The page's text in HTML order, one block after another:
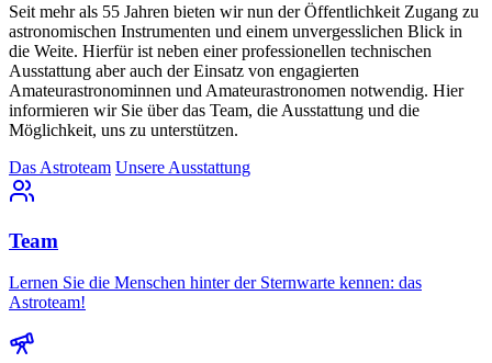
Seit mehr als 55 Jahren bieten wir nun der Öffentlichkeit Zugang zu
astronomischen Instrumenten und einem unvergesslichen Blick in
die Weite. Hierfür ist neben einer professionellen technischen
Ausstattung aber auch der Einsatz von engagierten
Amateurastronominnen und Amateurastronomen notwendig. Hier
informieren wir Sie über das Team, die Ausstattung und die
Möglichkeit, uns zu unterstützen.
Das Astroteam Unsere Ausstattung
Team
Lernen Sie die Menschen hinter der Sternwarte kennen: das
Astroteam!